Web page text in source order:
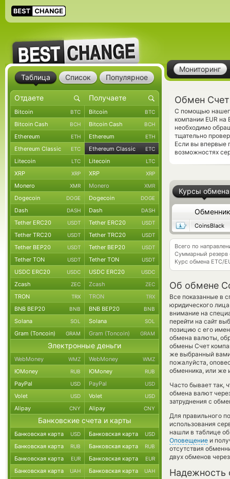
Мониторинг
Обмен Счет
С помощью
компании EUR
необходимо
тщательно
Если вы впервые
возможностях
Курсы обмена
Обменник
CoinsBlack
Всего по
Суммарный резерв
Курс обмена ETC/
Об обмене
Все показанные в
юридического
внимание на
перейти на сайт
позицию с его
обмена валюты,
обмены Счет
же выбранный вами
пожалуйста,
обменника, или же
Часто бывает так,
обмена валют
затруднения с
Для правильного
использования
нашли в таблице
Оповещение и
отсутствия
двух обменов
Надежность
Таблица Список Популярное
Bitcoin BTC Bitcoin BTC
Bitcoin Cash BCH Bitcoin Cash BCH
Ethereum ETH Ethereum ETH
Ethereum Classic ETC Ethereum Classic ETC
Litecoin LTC Litecoin LTC
XRP XRP XRP XRP
Monero XMR Monero XMR
Dogecoin DOGE Dogecoin DOGE
Dash DASH Dash DASH
Tether ERC20 USDT Tether ERC20 USDT
Tether TRC20 USDT Tether TRC20 USDT
Tether BEP20 USDT Tether BEP20 USDT
Tether TON USDT Tether TON USDT
USDC ERC20 USDC USDC ERC20 USDC
Zcash ZEC Zcash ZEC
TRON TRX TRON TRX
BNB BEP20 BNB BNB BEP20 BNB
Solana SOL Solana SOL
Gram (Toncoin) GRAM Gram (Toncoin) GRAM
Электронные деньги
WebMoney WMZ WebMoney WMZ
ЮMoney RUB ЮMoney RUB
PayPal USD PayPal USD
Volet USD Volet USD
Alipay CNY Alipay CNY
Банковские счета и карты
Банковская карта USD Банковская карта USD
Банковская карта RUB Банковская карта RUB
Банковская карта EUR Банковская карта EUR
Банковская карта UAH Банковская карта UAH